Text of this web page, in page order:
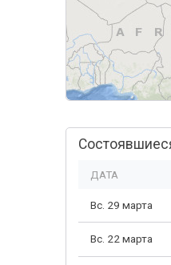
ДАТА
Вс. 29 марта
Вс. 22 марта